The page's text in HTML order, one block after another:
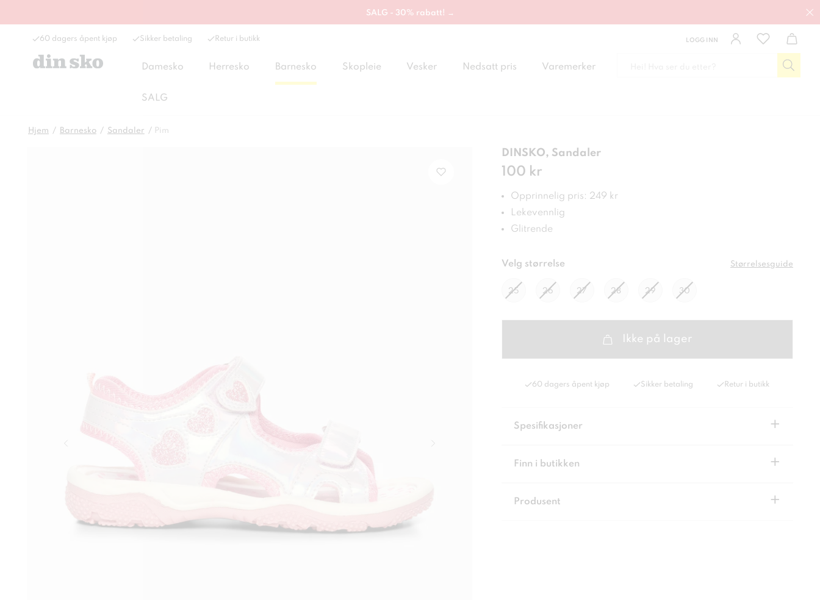
SALG - 30% rabatt! →
60 dagers åpent kjøp Sikker betaling Retur i butikk LOGG INN
Damesko Herresko Barnesko Skopleie Vesker Nedsatt pris Varemerker
SALG
Hjem Barnesko Sandaler Pim
DINSKO, Sandaler
Pris: 100 kr
100 kr
Opprinnelig pris: 249 kr
Lekevennlig
Glitrende
Velg størrelse Størrelsesguide
25 26 27 28 29 30
Ikke på lager
60 dagers åpent kjøp Sikker betaling Retur i butikk
Spesifikasjoner +
Finn i butikken +
Produsent +